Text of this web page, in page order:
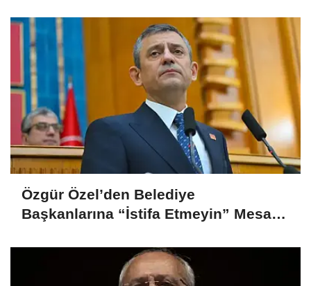
Özgür Özel’den Belediye
Başkanlarına “İstifa Etmeyin” Mesajı: